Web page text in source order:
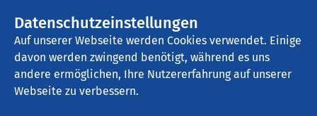
Datenschutzeinstellungen
Auf unserer Webseite werden Cookies verwendet. Einige
davon werden zwingend benötigt, während es uns
andere ermöglichen, Ihre Nutzererfahrung auf unserer
Webseite zu verbessern.
Startseite der AMEOS Gruppe Aktuelles Nachrichten